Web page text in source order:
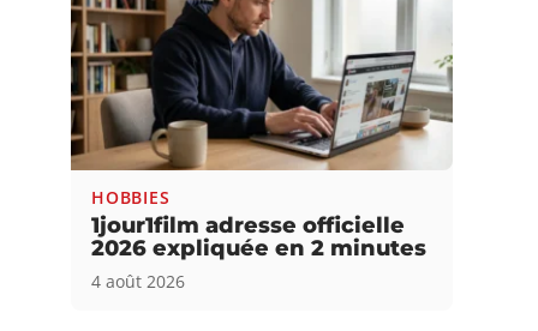
HOBBIES
1jour1film adresse officielle
2026 expliquée en 2 minutes
4 août 2026